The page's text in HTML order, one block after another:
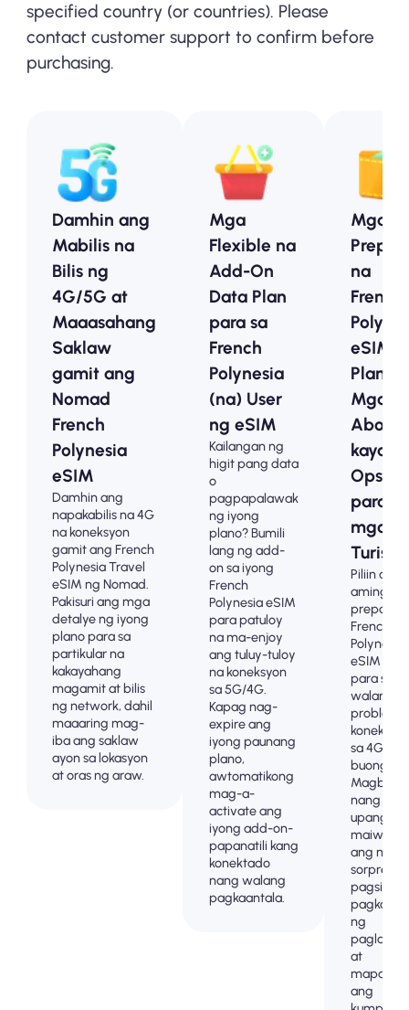
specified country (or countries). Please
contact customer support to confirm before
purchasing.
Damhin ang
Mabilis na
Bilis ng
4G/5G at
Maaasahang
Saklaw
gamit ang
Nomad
French
Polynesia
eSIM
Damhin ang
napakabilis na 4G
na koneksyon
gamit ang French
Polynesia Travel
eSIM ng Nomad.
Pakisuri ang mga
detalye ng iyong
plano para sa
partikular na
kakayahang
magamit at bilis
ng network, dahil
maaaring mag-
iba ang saklaw
ayon sa lokasyon
at oras ng araw.
Mga
Flexible na
Add-On
Data Plan
para sa
French
Polynesia
(na) User
ng eSIM
Kailangan ng
higit pang data
o
pagpapalawak
ng iyong
plano? Bumili
lang ng add-
on sa iyong
French
Polynesia eSIM
para patuloy
na ma-enjoy
ang tuluy-tuloy
na koneksyon
sa 5G/4G.
Kapag nag-
expire ang
iyong paunang
plano,
awtomatikong
mag-a-
activate ang
iyong add-on-
papanatili kang
konektado
nang walang
pagkaantala.
Mga
na
French
eSIM
Plan -
Mga
Abot-
kayang
para sa
mga
Turista
Piliin ang
aming
prepaid
French
Polynesia
eSIM plan
para sa
walang
sa 4G/5G
buong .
nang
upang
ang mga
sorpresa
pagsingil
ng
at
ang